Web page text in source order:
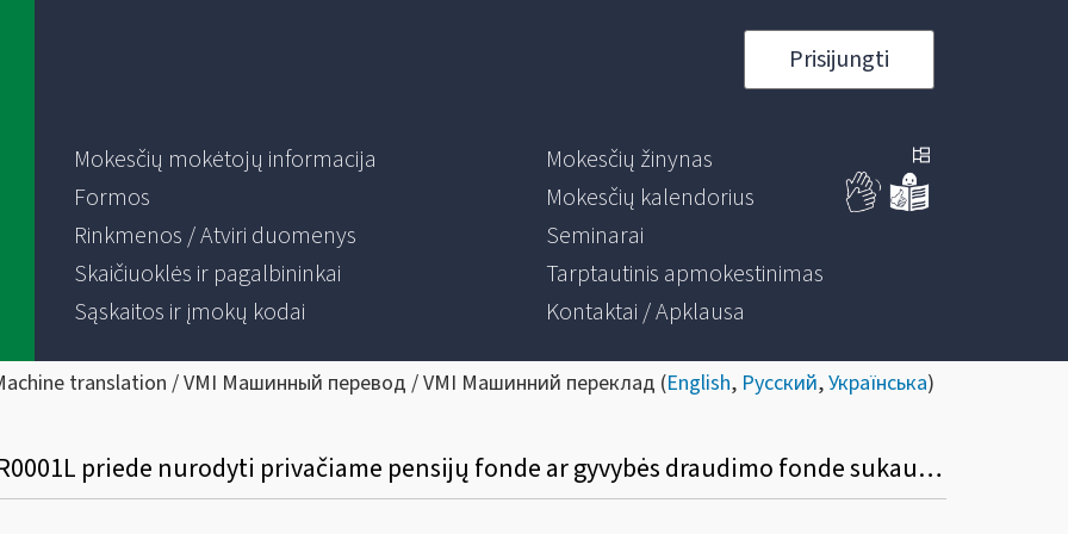
Prisijungti
Mokesčių mokėtojų informacija
Formos
Rinkmenos / Atviri duomenys
Skaičiuoklės ir pagalbininkai
Sąskaitos ir įmokų kodai
Mokesčių žinynas
Mokesčių kalendorius
Seminarai
Tarptautinis apmokestinimas
Kontaktai / Apklausa
translation / VMI Машинный перевод / VMI Машинний переклад (English, Русский,Українська)
Ar reikia metinės turto deklaracijos FR0001L priede nurodyti privačiame pensijų fonde ar gyvybės draudimo fonde sukauptas lėšas?